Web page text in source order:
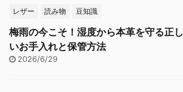
レザー 読み物 豆知識
梅雨の今こそ！湿度から本革を守る正し
いお手入れと保管方法
2026/6/29